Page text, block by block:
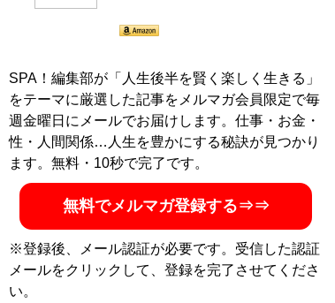
SPA！編集部が「人生後半を賢く楽しく生きる」
をテーマに厳選した記事をメルマガ会員限定で毎
週金曜日にメールでお届けします。仕事・お金・
性・人間関係…人生を豊かにする秘訣が見つかり
ます。無料・10秒で完了です。
無料でメルマガ登録する⇒⇒
※登録後、メール認証が必要です。受信した認証
メールをクリックして、登録を完了させてくださ
い。